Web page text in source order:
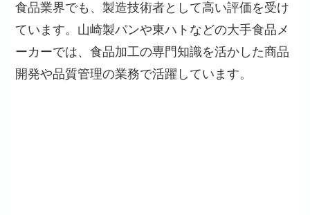
食品業界でも、製造技術者として高い評価を受け
ています。山崎製パンや東ハトなどの大手食品メ
ーカーでは、食品加工の専門知識を活かした商品
開発や品質管理の業務で活躍しています。